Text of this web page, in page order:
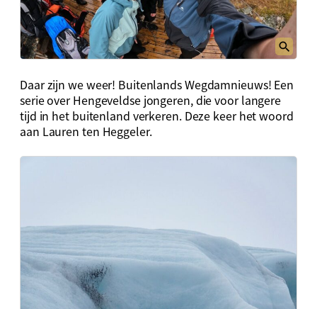
Daar zijn we weer! Buitenlands Wegdamnieuws! Een
serie over Hengeveldse jongeren, die voor langere
tijd in het buitenland verkeren. Deze keer het woord
aan Lauren ten Heggeler.